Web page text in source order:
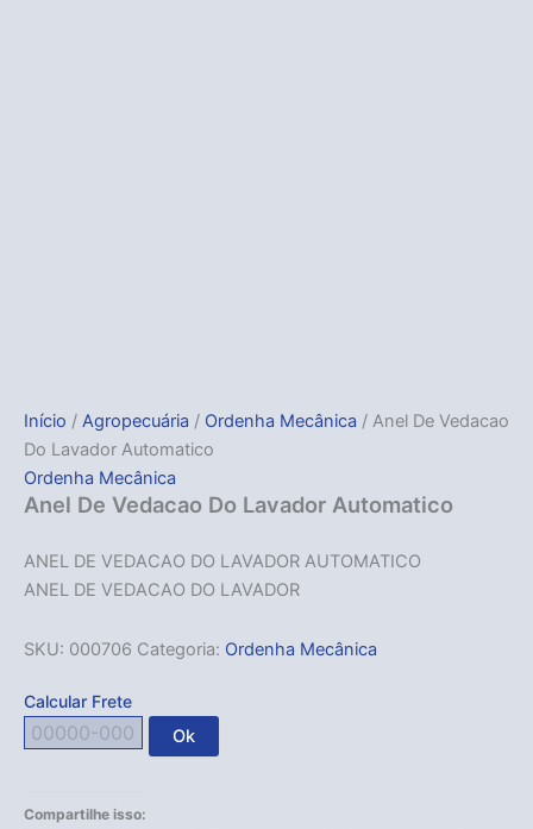
Início / Agropecuária / Ordenha Mecânica / Anel De Vedacao
Do Lavador Automatico
Ordenha Mecânica
Anel De Vedacao Do Lavador Automatico
ANEL DE VEDACAO DO LAVADOR AUTOMATICO
ANEL DE VEDACAO DO LAVADOR
SKU: 000706 Categoria: Ordenha Mecânica
Calcular Frete
Ok
Compartilhe isso: